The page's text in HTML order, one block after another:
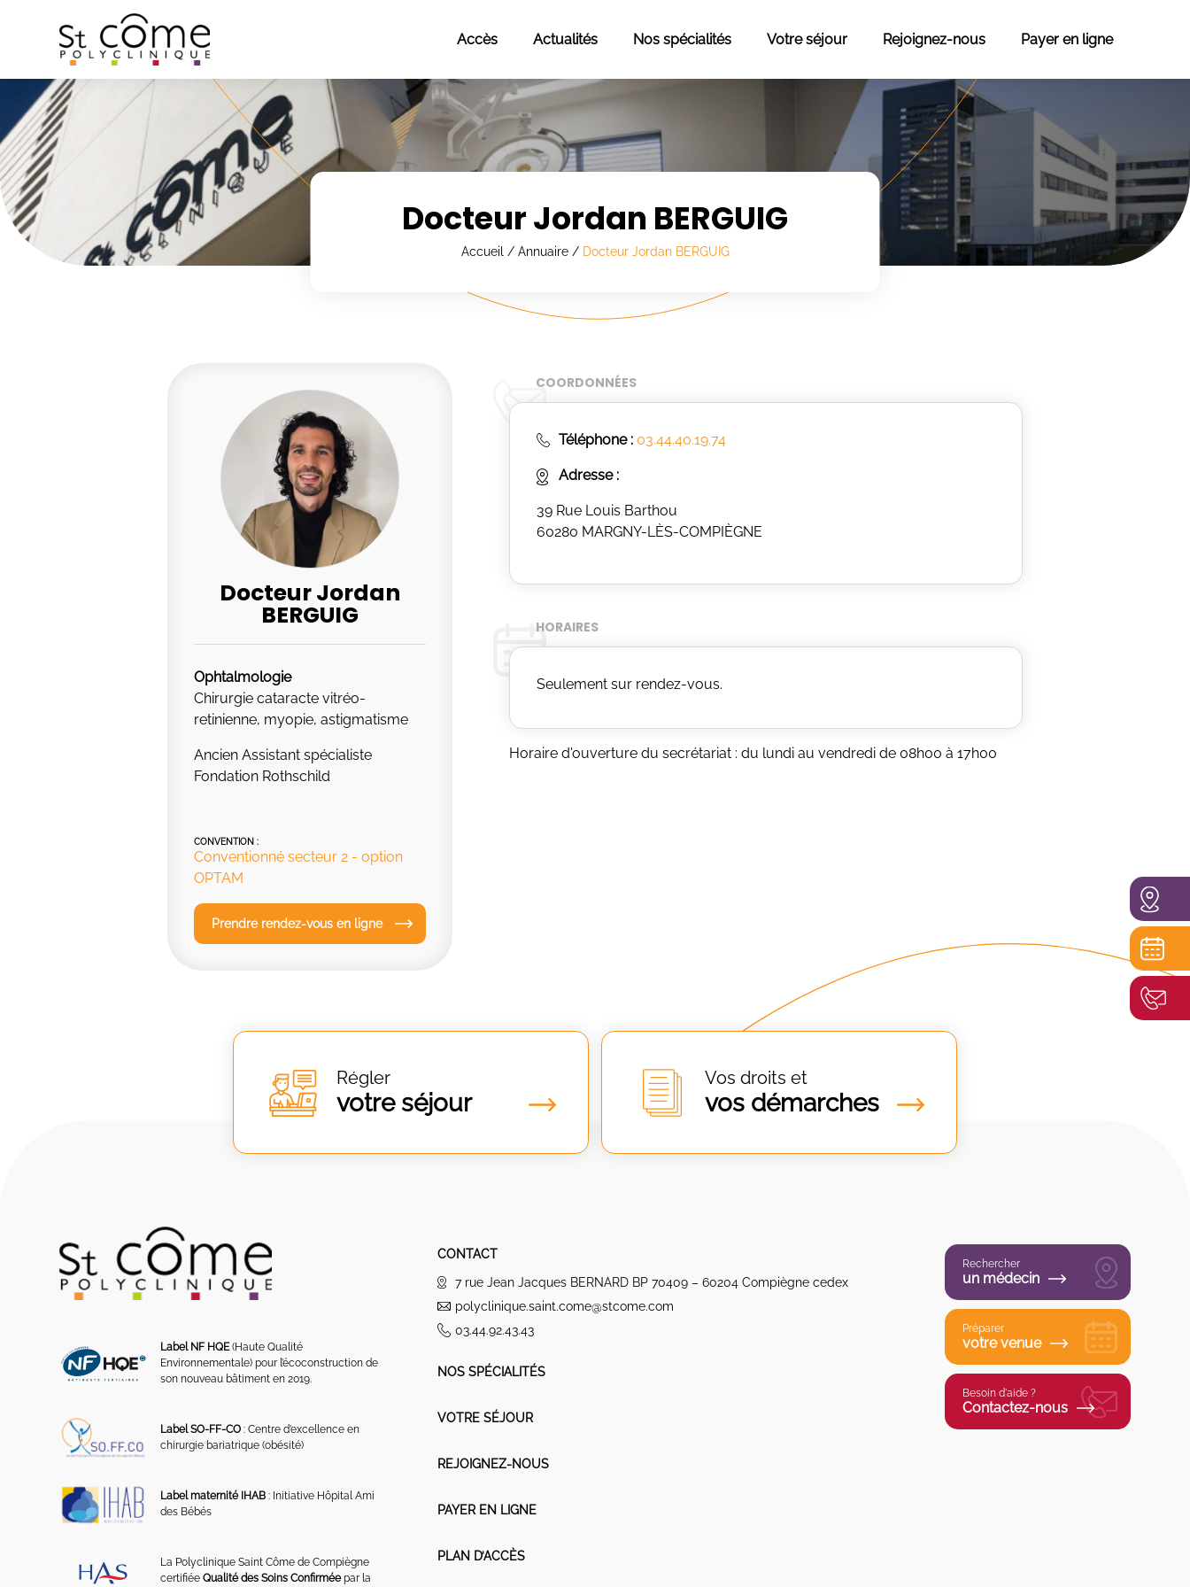
Accès Actualités Nos spécialités Votre séjour Rejoignez-nous Payer en ligne
Docteur Jordan BERGUIG
Accueil / Annuaire/ Docteur Jordan BERGUIG
Docteur Jordan
BERGUIG
Ophtalmologie
Chirurgie cataracte vitréo-
retinienne, myopie, astigmatisme
Ancien Assistant spécialiste
Fondation Rothschild
CONVENTION :
Conventionné secteur 2 - option
OPTAM
Prendre rendez-vous en ligne
COORDONNÉES
Téléphone : 03.44.40.19.74
Adresse :
39 Rue Louis Barthou
60280 MARGNY-LÈS-COMPIÈGNE
HORAIRES
Seulement sur rendez-vous.
Horaire d'ouverture du secrétariat : du lundi au vendredi de 08h00 à 17h00
Régler
votre séjour
Vos droits et
vos démarches
Label NF HQE(Haute Qualité
Environnementale) pour l’écoconstruction de
son nouveau bâtiment en 2019.
Label SO-FF-CO : Centre d’excellence en
chirurgie bariatrique (obésité)
Label maternité IHAB : Initiative Hôpital Ami
des Bébés
La Polyclinique Saint Côme de Compiègne
certifiéeQualité des Soins Confirméepar la
CONTACT
7 rue Jean Jacques BERNARD BP 70409 – 60204 Compiègne cedex
polyclinique.saint.come@stcome.com
03.44.92.43.43
NOS SPÉCIALITÉS
VOTRE SÉJOUR
REJOIGNEZ-NOUS
PAYER EN LIGNE
PLAN D’ACCÈS
Rechercher
un médecin
Préparer
votre venue
Besoin d'aide ?
Contactez-nous